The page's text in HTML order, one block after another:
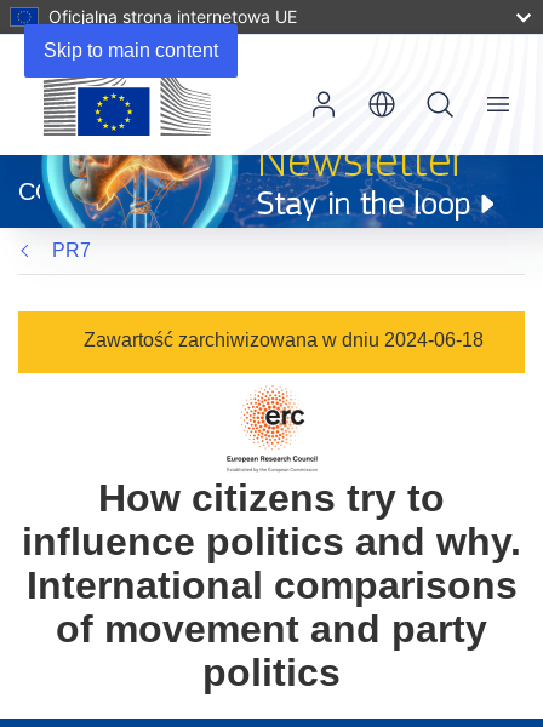
Skip to main content
Oficjalna strona internetowa UE
otworzy
się
w
nowym
oknie)
CORDIS
Menu
PR7
Zawartość zarchiwizowana w dniu 2024-06-18
How citizens try to
influence politics and why.
International comparisons
of movement and party
politics